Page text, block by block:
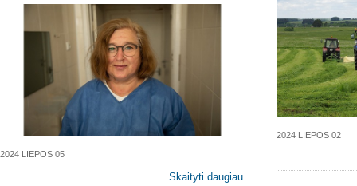
2024 LIEPOS 05
Skaityti daugiau...
2024 LIEPOS 02